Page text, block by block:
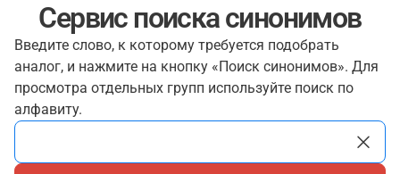
Сервис поиска синонимов
Введите слово, к которому требуется подобрать
аналог, и нажмите на кнопку «Поиск синонимов». Для
просмотра отдельных групп используйте поиск по
алфавиту.